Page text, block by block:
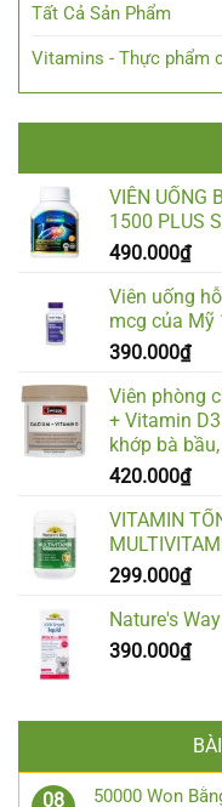
Tất Cả Sản Phẩm
Vitamins - Thực phẩm
VIÊN UỐNG
1500 PLUS
490.000₫
Viên uống
mcg của Mỹ
390.000₫
Viên phòng
+ Vitamin
khớp bà
420.000₫
VITAMIN
299.000₫
Nature's
390.000₫
08 50000 Won